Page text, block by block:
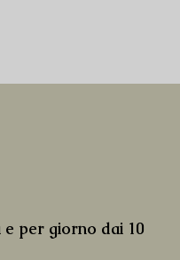
per giorno dai 10